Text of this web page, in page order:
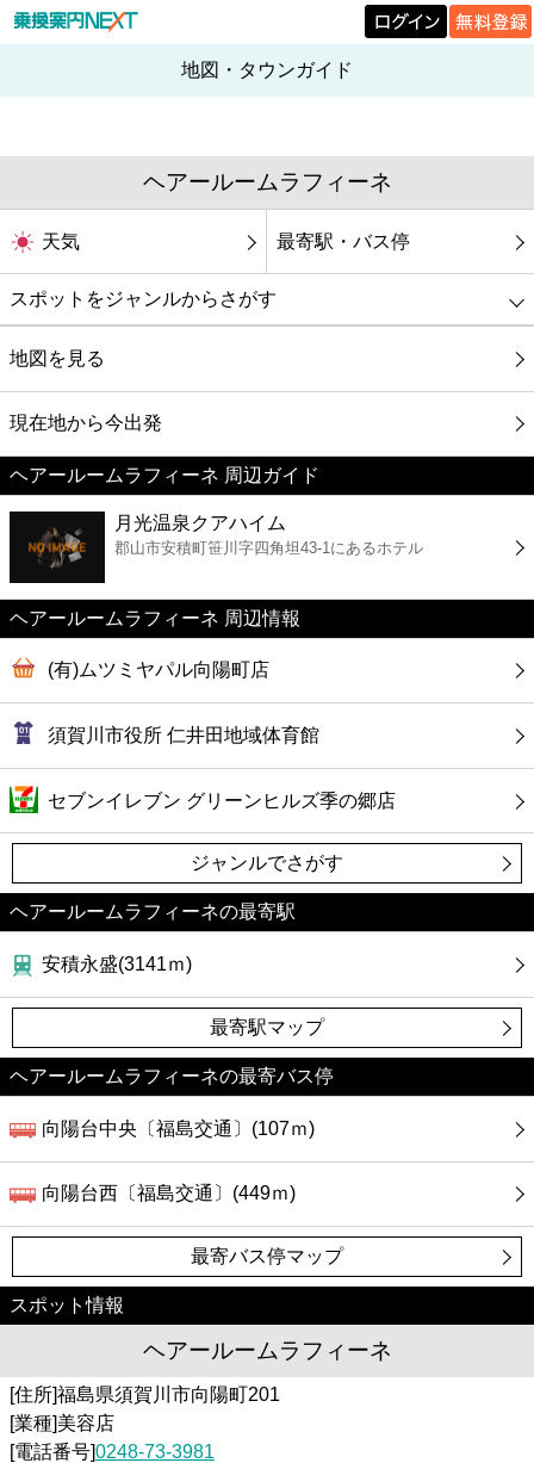
地図・タウンガイド
ヘアールームラフィーネ
天気 最寄駅・バス停
スポットをジャンルからさがす
グルメ
映画
美容
コンビニ
薬局
スーパー
エンタメ
レジャー
書店
ファーストフード
カフェ
ショッピング
銀行
ホテル
地図を見る
現在地から今出発
ヘアールームラフィーネ 周辺ガイド
月光温泉クアハイム
郡山市安積町笹川字四角坦43-1にあるホテル
ヘアールームラフィーネ 周辺情報
(有)ムツミヤパル向陽町店
須賀川市役所 仁井田地域体育館
セブンイレブン グリーンヒルズ季の郷店
ジャンルでさがす
ヘアールームラフィーネの最寄駅
安積永盛(3141ｍ)
最寄駅マップ
ヘアールームラフィーネの最寄バス停
向陽台中央〔福島交通〕(107ｍ)
向陽台西〔福島交通〕(449ｍ)
最寄バス停マップ
スポット情報
ヘアールームラフィーネ
[住所]福島県須賀川市向陽町201
[業種]美容店
[電話番号]0248-73-3981